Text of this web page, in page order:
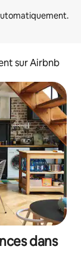
sur Airbnb
dans